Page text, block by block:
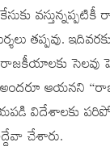
తప్పవు.
సెలవు
అందరూ ఆయనని
విదేశాలకు
చేశారు.